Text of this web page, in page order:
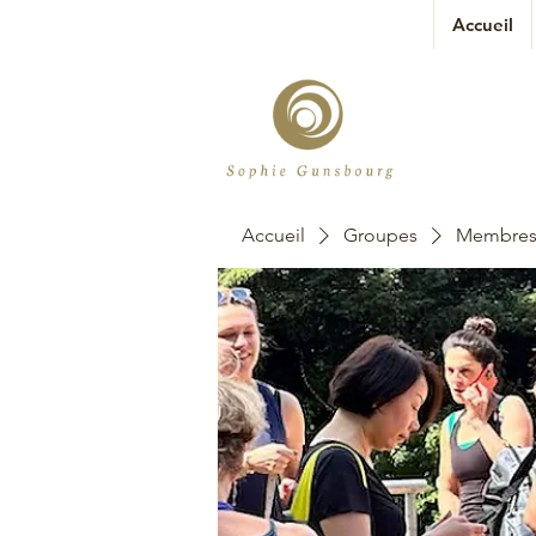
Accueil
Accueil Groupes